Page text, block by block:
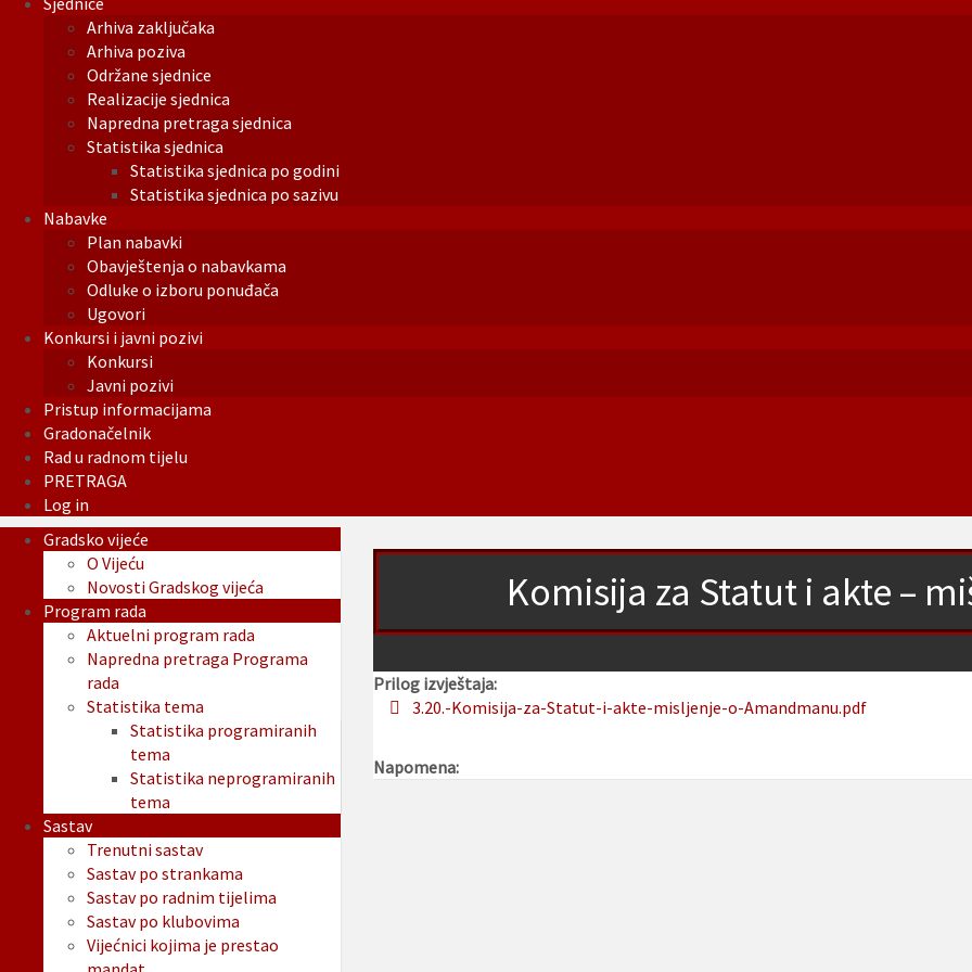
Arhiva zaključaka
Arhiva poziva
Održane sjednice
Realizacije sjednica
Napredna pretraga sjednica
Statistika sjednica
Statistika sjednica po godini
Statistika sjednica po sazivu
Nabavke
Plan nabavki
Obavještenja o nabavkama
Odluke o izboru ponuđača
Ugovori
Konkursi i javni pozivi
Konkursi
Javni pozivi
Pristup informacijama
Gradonačelnik
Rad u radnom tijelu
PRETRAGA
Log in
Komisija za Statut i akte –
Prilog izvještaja:
3.20.-Komisija-za-Statut-i-akte-misljenje-o-Amandmanu.pdf
Napomena:
Gradsko vijeće
O Vijeću
Novosti Gradskog vijeća
Program rada
Aktuelni program rada
Napredna pretraga Programa
rada
Statistika tema
Statistika programiranih
tema
Statistika neprogramiranih
tema
Sastav
Trenutni sastav
Sastav po strankama
Sastav po radnim tijelima
Sastav po klubovima
Vijećnici kojima je prestao